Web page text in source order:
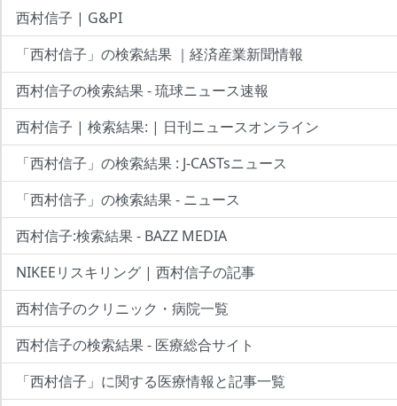
西村信子 | G&PI
「西村信子」の検索結果 ｜経済産業新聞情報
西村信子の検索結果 - 琉球ニュース速報
西村信子 | 検索結果: | 日刊ニュースオンライン
「西村信子」の検索結果 : J-CASTsニュース
「西村信子」の検索結果 - ニュース
西村信子:検索結果 - BAZZ MEDIA
NIKEEリスキリング | 西村信子の記事
西村信子のクリニック・病院一覧
西村信子の検索結果 - 医療総合サイト
「西村信子」に関する医療情報と記事一覧